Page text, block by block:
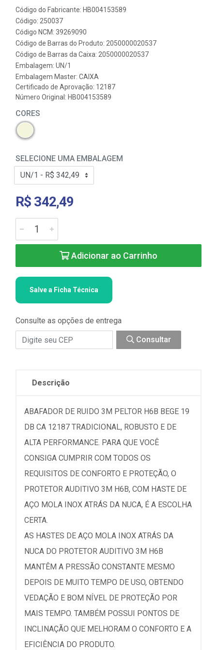
Código do Fabricante: HB004153589
Código: 250037
Código NCM: 39269090
Código de Barras do Produto: 2050000020537
Código de Barras da Caixa: 2050000020537
Embalagem: UN/1
Embalagem Master: CAIXA
Certificado de Aprovação: 12187
Número Original: HB004153589
CORES
SELECIONE UMA EMBALAGEM
R$ 342,49
Adicionar ao Carrinho
Salve a Ficha Técnica
Consulte as opções de entrega
Consultar
Descrição
ABAFADOR DE RUIDO 3M PELTOR H6B BEGE 19
DB CA 12187 TRADICIONAL, ROBUSTO E DE
ALTA PERFORMANCE. PARA QUE VOCÊ
CONSIGA CUMPRIR COM TODOS OS
REQUISITOS DE CONFORTO E PROTEÇÃO, O
PROTETOR AUDITIVO 3M H6B, COM HASTE DE
AÇO MOLA INOX ATRÁS DA NUCA, É A ESCOLHA
CERTA.
AS HASTES DE AÇO MOLA INOX ATRÁS DA
NUCA DO PROTETOR AUDITIVO 3M H6B
MANTÊM A PRESSÃO CONSTANTE MESMO
DEPOIS DE MUITO TEMPO DE USO, OBTENDO
VEDAÇÃO E BOM NÍVEL DE PROTEÇÃO POR
MAIS TEMPO. TAMBÉM POSSUI PONTOS DE
INCLINAÇÃO QUE MELHORAM O CONFORTO E A
EFICIÊNCIA DO PRODUTO.